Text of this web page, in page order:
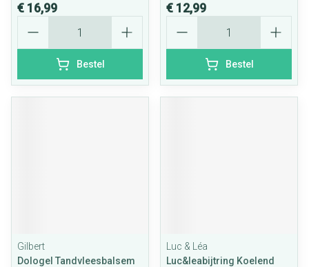
€ 16,99
Bestel
€ 12,99
Bestel
Gilbert
Dologel Tandvleesbalsem
Luc & Léa
Luc&leabijtring Koelend